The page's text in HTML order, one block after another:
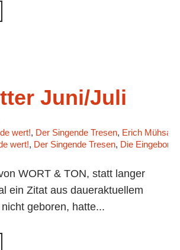
Juni/Juli
wert!, Der Singende Tresen, Erich Mühsam
wert!, Der Singende Tresen, Die
WORT & TON, statt langer
ein Zitat aus daueraktuellem
geboren, hatte...